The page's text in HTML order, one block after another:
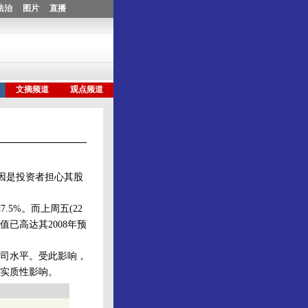
是投资者担心其股
。而上周五(22
已高达其2008年预
水平。受此影响，
质性影响。